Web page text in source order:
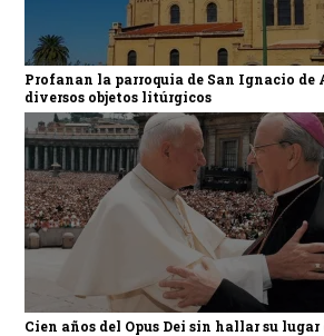
Profanan la parroquia de San Ignacio de
diversos objetos litúrgicos
Cien años del Opus Dei sin hallar su